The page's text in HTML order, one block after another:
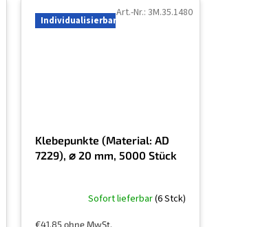
Individualisierbar
Klebepunkte (Material: AD
7229), ⌀ 20 mm, 5000 Stück
Sofort lieferbar(6 Stck)
€41,85 ohne MwSt.
Art.-Nr.: 3M.35.1480